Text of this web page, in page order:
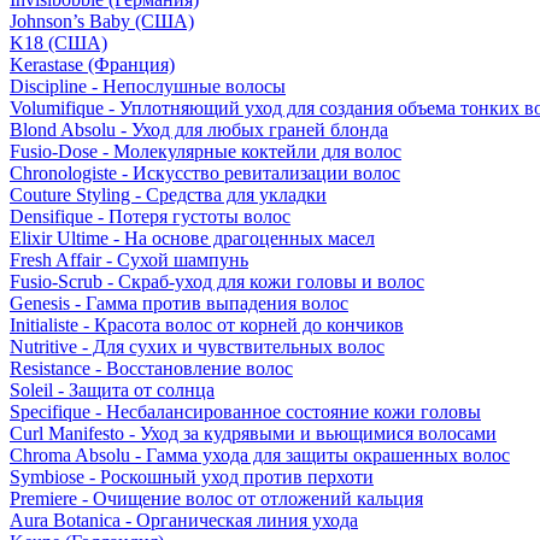
Johnson’s Baby (США)
K18 (США)
Kerastase (Франция)
Discipline - Непослушные волосы
Volumifique - Уплотняющий уход для создания объема тонких
Blond Absolu - Уход для любых граней блонда
Fusio-Dose - Молекулярные коктейли для волос
Chronologiste - Искусство ревитализации волос
Couture Styling - Средства для укладки
Densifique - Потеря густоты волос
Elixir Ultime - На основе драгоценных масел
Fresh Affair - Сухой шампунь
Fusio-Scrub - Скраб-уход для кожи головы и волос
Genesis - Гамма против выпадения волос
Initialiste - Красота волос от корней до кончиков
Nutritive - Для сухих и чувствительных волос
Resistance - Восстановление волос
Soleil - Защита от солнца
Specifique - Несбалансированное состояние кожи головы
Curl Manifesto - Уход за кудрявыми и вьющимися волосами
Chroma Absolu - Гамма ухода для защиты окрашенных волос
Symbiose - Роскошный уход против перхоти
Premiere - Очищение волос от отложений кальция
Aura Botanica - Органическая линия ухода